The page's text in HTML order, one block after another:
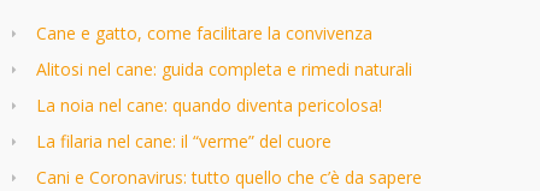
Cane e gatto, come facilitare la convivenza
Alitosi nel cane: guida completa e rimedi naturali
La noia nel cane: quando diventa pericolosa!
La filaria nel cane: il “verme” del cuore
Cani e Coronavirus: tutto quello che c’è da sapere